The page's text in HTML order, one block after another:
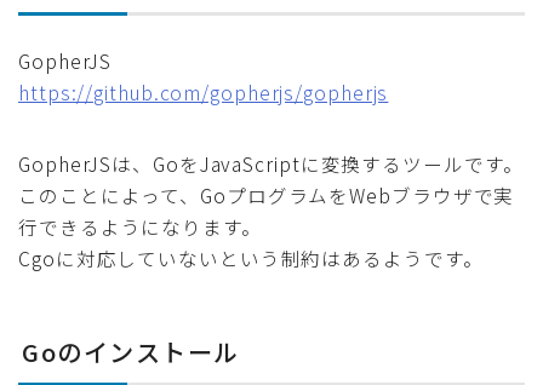
GopherJS
https://github.com/gopherjs/gopherjs
GopherJSは、GoをJavaScriptに変換するツールです。
このことによって、GoプログラムをWebブラウザで実
行できるようになります。
Cgoに対応していないという制約はあるようです。
Goのインストール